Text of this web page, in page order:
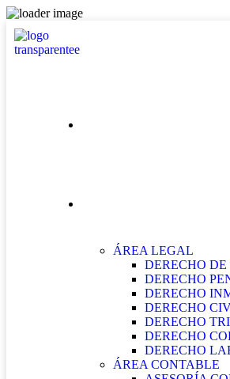
ÁREA LEGAL
DERECHO
DERECHO
DERECHO
DERECHO
DERECHO
DERECHO
DERECHO
ÁREA CONTABLE